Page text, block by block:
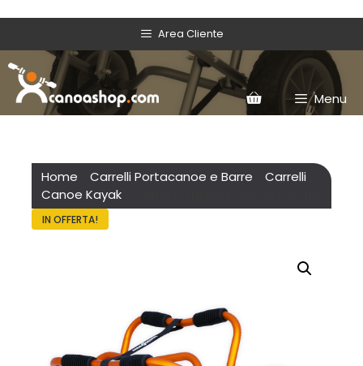
Area Cliente
Menu
Home Carrelli Portacanoe e Barre
Carrelli
Canoe Kayak
IN OFFERTA!